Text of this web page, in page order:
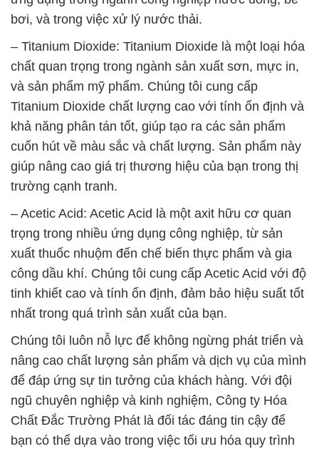
trường cạnh tranh.
– Acetic Acid: Acetic Acid là một axit hữu cơ quan
trọng trong nhiều ứng dụng công nghiệp, từ sản
xuất thuốc nhuộm đến chế biến thực phẩm và gia
công dầu khí. Chúng tôi cung cấp Acetic Acid với độ
tinh khiết cao và tính ổn định, đảm bảo hiệu suất tốt
nhất trong quá trình sản xuất của bạn.
Chúng tôi luôn nỗ lực để không ngừng phát triển và
nâng cao chất lượng sản phẩm và dịch vụ của mình
để đáp ứng sự tin tưởng của khách hàng. Với đội
ngũ chuyên nghiệp và kinh nghiệm, Công ty Hóa
Chất Đắc Trường Phát là đối tác đáng tin cậy để
bạn có thể dựa vào trong việc tối ưu hóa quy trình
sản xuất và đáp ứng nhu cầu của thị trường.
Hãy liên hệ với chúng tôi để biết thêm chi tiết và
cùng xây dựng sự hợp tác bền vững trong tương
lai.
# Công ty chuyên bán » kinh doanh hóa chất hóa
chất Xút Vảy & Caustic Soda Dạng Vảy Khô tại Tây
Ninh
# Địa chỉ chuyên bán ← kinh doanh hóa chất hóa